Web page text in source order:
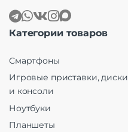
Категории товаров
Смартфоны
Игровые приставки, диски
и консоли
Ноутбуки
Планшеты